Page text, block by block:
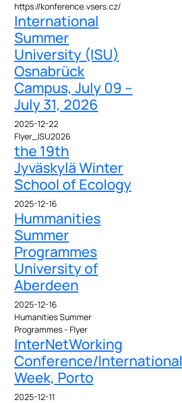
https://konference.vsers.cz/
International
Summer
University (ISU)
Osnabrück
Campus, July 09 –
July 31, 2026
2025-12-22
Flyer_ISU2026
the 19th
Jyväskylä Winter
School of Ecology
2025-12-16
Hummanities
Summer
Programmes
University of
Aberdeen
2025-12-16
Humanities Summer
Programmes - Flyer
InterNetWorking
Conference/International
Week, Porto
2025-12-11